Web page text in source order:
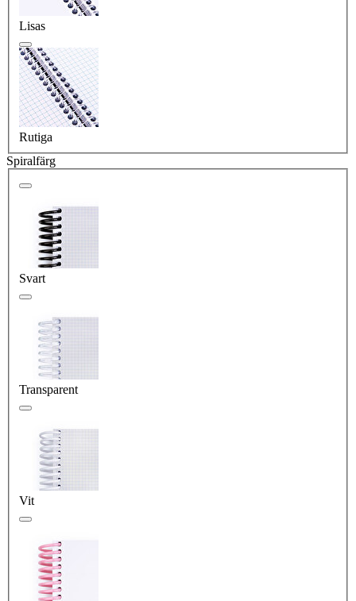
Lisas
Rutiga
Spiralfärg
Svart
Transparent
Vit